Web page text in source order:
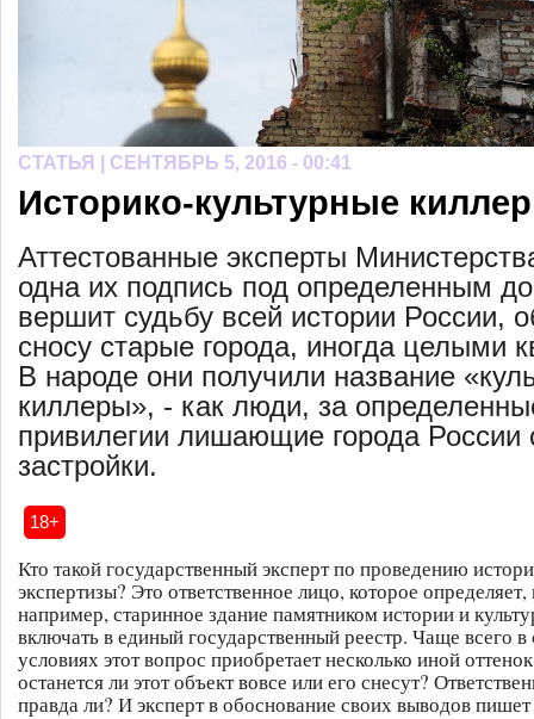
СТАТЬЯ | СЕНТЯБРЬ 5, 2016 - 00:41
Историко-культурные
Аттестованные эксперты
одна их подпись под определенным
вершит судьбу всей истории России,
сносу старые города, иногда целыми
В народе они получили название
киллеры», - как люди, за
привилегии лишающие города России
застройки.
18+
Кто такой государственный эксперт по проведению
экспертизы? Это ответственное лицо, которое
например, старинное здание памятником истории и
включать в единый государственный реестр. Чаще всего
условиях этот вопрос приобретает несколько иной
останется ли этот объект вовсе или его снесут?
правда ли? И эксперт в обоснование своих выводов пишет